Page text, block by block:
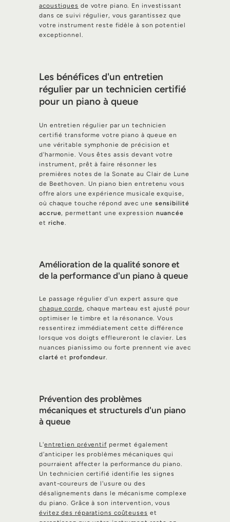
acoustiques de votre piano. En investissant
dans ce suivi régulier, vous garantissez que
votre instrument reste fidèle à son potentiel
exceptionnel.
Les bénéfices d'un entretien
régulier par un technicien certifié
pour un piano à queue
Un entretien régulier par un technicien
certifié transforme votre piano à queue en
une véritable symphonie de précision et
d'harmonie. Vous êtes assis devant votre
instrument, prêt à faire résonner les
premières notes de la Sonate au Clair de Lune
de Beethoven. Un piano bien entretenu vous
offre alors une expérience musicale exquise,
où chaque touche répond avec une sensibilité
accrue, permettant une expression nuancée
et riche.
Amélioration de la qualité sonore et
de la performance d'un piano à queue
Le passage régulier d'un expert assure que
chaque corde , chaque marteau est ajusté pour
optimiser le timbre et la résonance. Vous
ressentirez immédiatement cette différence
lorsque vos doigts effleureront le clavier. Les
nuances pianissimo ou forte prennent vie avec
clarté etprofondeur.
Prévention des problèmes
mécaniques et structurels d'un piano
à queue
L'entretien préventif permet également
d'anticiper les problèmes mécaniques qui
pourraient affecter la performance du piano.
Un technicien certifié identifie les signes
avant-coureurs de l'usure ou des
désalignements dans le mécanisme complexe
du piano. Grâce à son intervention, vous
évitez des réparations coûteuses et